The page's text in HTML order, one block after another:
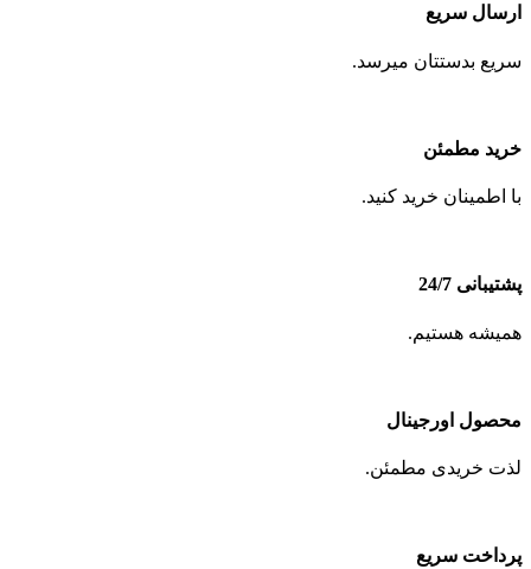
ارسال سریع
سریع بدستتان میرسد.
خرید مطمئن
با اطمینان خرید کنید.
پشتیبانی 24/7
همیشه هستیم.
محصول اورجینال
لذت خریدی مطمئن.
پرداخت سریع